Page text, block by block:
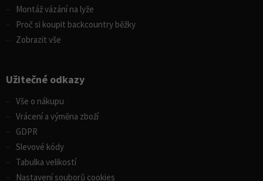
Montáž vázání na lyže
Proč si koupit backcountry běžky
Zobrazit vše
Užitečné odkazy
Vše o nákupu
Vrácení a výměna zboží
GDPR
Slevové kódy
Tabulka velikostí
Nastavení souborů cookies